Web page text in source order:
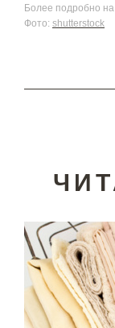
Более подробно на
Фото: shutterstock